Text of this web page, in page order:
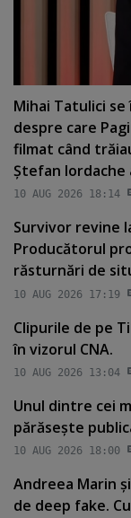
Mihai Tatulici
despre care
filmat când
Ştefan Iordache
10 AUG 2026 18:14
Survivor revine
Producătorul
răsturnări de
10 AUG 2026 17:19
Clipurile de pe
în vizorul CNA.
10 AUG 2026 13:04
Unul dintre cei
părăseşte
10 AUG 2026 18:00
Andreea Marin
de deep fake.